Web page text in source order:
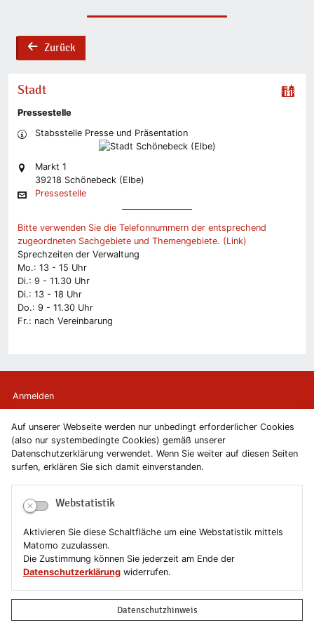
Auf unserer Webseite werden nur unbedingt erforderlicher Cookies
(also nur systembedingte Cookies) gemäß unserer
Datenschutzerklärung verwendet. Wenn Sie weiter auf diesen Seiten
surfen, erklären Sie sich damit einverstanden.
Webstatistik
Aktivieren Sie diese Schaltfläche um eine Webstatistik mittels
Matomo zuzulassen.
Die Zustimmung können Sie jederzeit am Ende der
Datenschutzerklärung widerrufen.
Datenschutzhinweis
backZurück
Stadt
Pressestelle
Stabsstelle Presse und Präsentation
Markt 1
39218 Schönebeck (Elbe)
Pressestelle
Bitte verwenden Sie die Telefonnummern der entsprechend
zugeordneten Sachgebiete und Themengebiete. (Link)
Sprechzeiten der Verwaltung
Mo.: 13 - 15 Uhr
Di.: 9 - 11.30 Uhr
Di.: 13 - 18 Uhr
Do.: 9 - 11.30 Uhr
Fr.: nach Vereinbarung
Anmelden
Kontakt
Newsletter
Datenschutzerklärung